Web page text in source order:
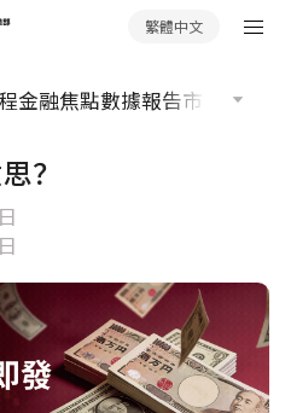
繁體中文
金融焦點數據報告市場分析
？